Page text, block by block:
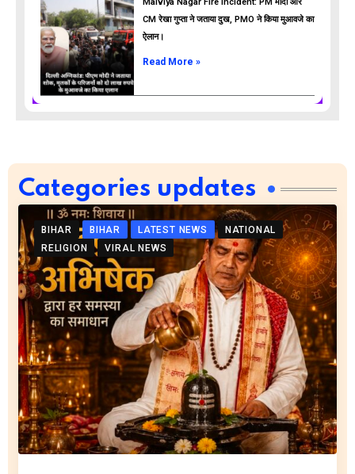
CM रेखा गुप्ता ने जताया दुख, PMO ने किया मुआवजे का
ऐलान।
Read More »
Categories updates
BIHAR BIHAR LATEST NEWS
NATIONAL
RELIGION
VIRAL NEWS